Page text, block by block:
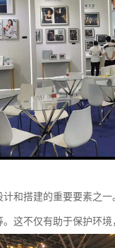
计和搭建的重要要素之
这不仅有助于保护环